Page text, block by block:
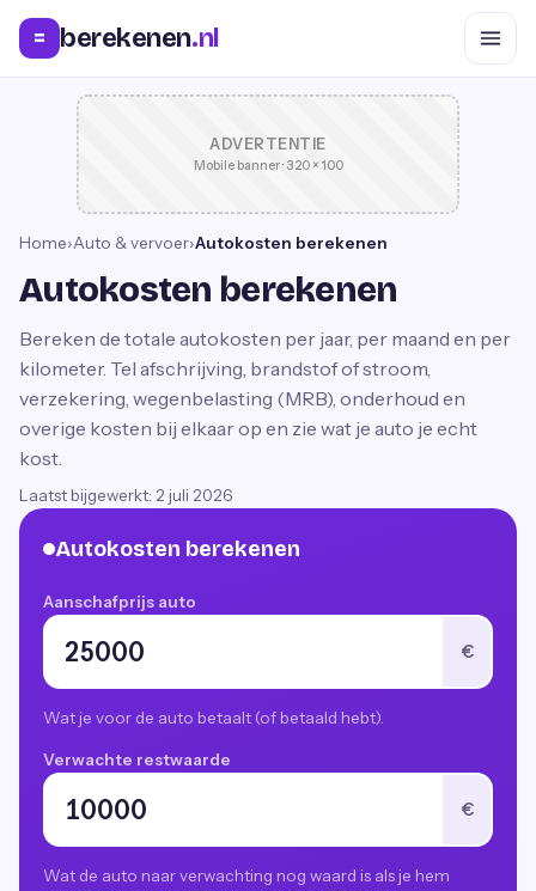
= berekenen.nl
ADVERTENTIE
Mobile banner · 320 × 100
Home›Auto & vervoer›Autokosten berekenen
Autokosten berekenen
Bereken de totale autokosten per jaar, per maand en per
kilometer. Tel afschrijving, brandstof of stroom,
verzekering, wegenbelasting (MRB), onderhoud en
overige kosten bij elkaar op en zie wat je auto je echt
kost.
Laatst bijgewerkt: 2 juli 2026
Autokosten berekenen
Aanschafprijs auto
€
Wat je voor de auto betaalt (of betaald hebt).
Verwachte restwaarde
€
Wat de auto naar verwachting nog waard is als je hem